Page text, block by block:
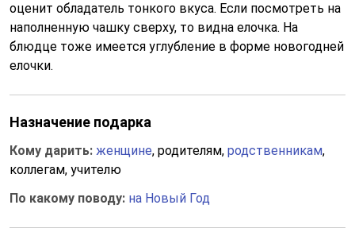
оценит обладатель тонкого вкуса. Если посмотреть на
наполненную чашку сверху, то видна елочка. На
блюдце тоже имеется углубление в форме новогодней
елочки.
Назначение подарка
Кому дарить: женщине, родителям, родственникам,
коллегам, учителю
По какому поводу: на Новый Год